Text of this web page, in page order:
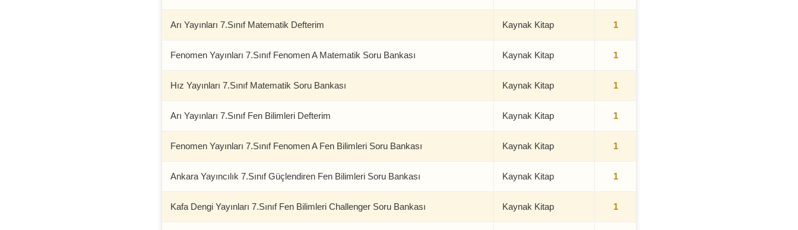
Arı Yayınları 7.Sınıf Matematik Defterim Kaynak Kitap 1
Fenomen Yayınları 7.Sınıf Fenomen A Matematik Soru Bankası Kaynak Kitap 1
Hız Yayınları 7.Sınıf Matematik Soru Bankası Kaynak Kitap 1
Arı Yayınları 7.Sınıf Fen Bilimleri Defterim Kaynak Kitap 1
Fenomen Yayınları 7.Sınıf Fenomen A Fen Bilimleri Soru Bankası Kaynak Kitap 1
Ankara Yayıncılık 7.Sınıf Güçlendiren Fen Bilimleri Soru Bankası Kaynak Kitap 1
Kafa Dengi Yayınları 7.Sınıf Fen Bilimleri Challenger Soru Bankası Kaynak Kitap 1